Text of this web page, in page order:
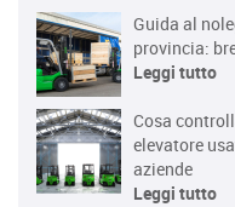
Guida al
provincia:
Leggi tutto
Cosa
elevatore
aziende
Leggi tutto